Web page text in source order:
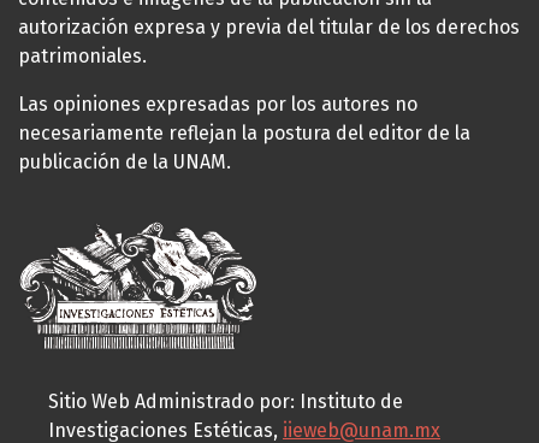
autorización expresa y previa del titular de los derechos
patrimoniales.
Las opiniones expresadas por los autores no
necesariamente reflejan la postura del editor de la
publicación de la UNAM.
Sitio Web Administrado por: Instituto de
Investigaciones Estéticas, iieweb@unam.mx